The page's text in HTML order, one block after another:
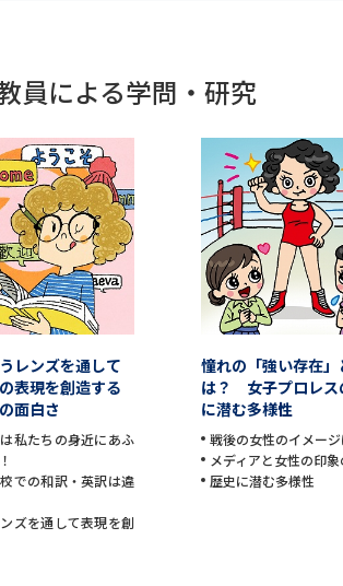
併願校選び
テレメール
大学で学
学問のミニ
ユーザー
員による学問・研究
レンズを通して
表現を創造する
面白さ
は私たちの身近にあふ
での和訳・英訳は違
ズを通して表現を創
憧れの「強い存在」
は？ 女子プロレス
に潜む多様性
戦後の女性のイメージ
メディアと女性の印
歴史に潜む多様性